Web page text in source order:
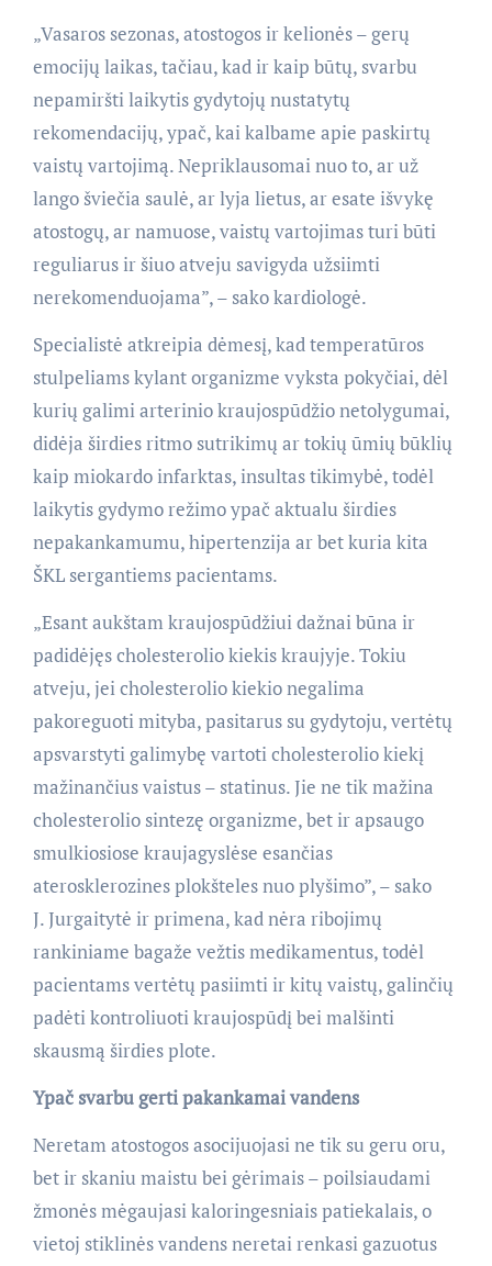
„Vasaros sezonas, atostogos ir kelionės – gerų
emocijų laikas, tačiau, kad ir kaip būtų, svarbu
nepamiršti laikytis gydytojų nustatytų
rekomendacijų, ypač, kai kalbame apie paskirtų
vaistų vartojimą. Nepriklausomai nuo to, ar už
lango šviečia saulė, ar lyja lietus, ar esate išvykę
atostogų, ar namuose, vaistų vartojimas turi būti
reguliarus ir šiuo atveju savigyda užsiimti
nerekomenduojama”, – sako kardiologė.
Specialistė atkreipia dėmesį, kad temperatūros
stulpeliams kylant organizme vyksta pokyčiai, dėl
kurių galimi arterinio kraujospūdžio netolygumai,
didėja širdies ritmo sutrikimų ar tokių ūmių būklių
kaip miokardo infarktas, insultas tikimybė, todėl
laikytis gydymo režimo ypač aktualu širdies
nepakankamumu, hipertenzija ar bet kuria kita
ŠKL sergantiems pacientams.
„Esant aukštam kraujospūdžiui dažnai būna ir
padidėjęs cholesterolio kiekis kraujyje. Tokiu
atveju, jei cholesterolio kiekio negalima
pakoreguoti mityba, pasitarus su gydytoju, vertėtų
apsvarstyti galimybę vartoti cholesterolio kiekį
mažinančius vaistus – statinus. Jie ne tik mažina
cholesterolio sintezę organizme, bet ir apsaugo
smulkiosiose kraujagyslėse esančias
aterosklerozines plokšteles nuo plyšimo”, – sako
J. Jurgaitytė ir primena, kad nėra ribojimų
rankiniame bagaže vežtis medikamentus, todėl
pacientams vertėtų pasiimti ir kitų vaistų, galinčių
padėti kontroliuoti kraujospūdį bei malšinti
skausmą širdies plote.
Ypač svarbu gerti pakankamai vandens
Neretam atostogos asocijuojasi ne tik su geru oru,
bet ir skaniu maistu bei gėrimais – poilsiaudami
žmonės mėgaujasi kaloringesniais patiekalais, o
vietoj stiklinės vandens neretai renkasi gazuotus